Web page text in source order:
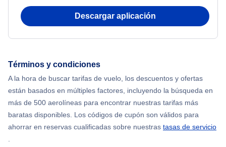
Descargar aplicación
Términos y condiciones
A la hora de buscar tarifas de vuelo, los descuentos y ofertas
están basados en múltiples factores, incluyendo la búsqueda en
más de 500 aerolíneas para encontrar nuestras tarifas más
baratas disponibles. Los códigos de cupón son válidos para
ahorrar en reservas cualificadas sobre nuestras tasas de servicio
.